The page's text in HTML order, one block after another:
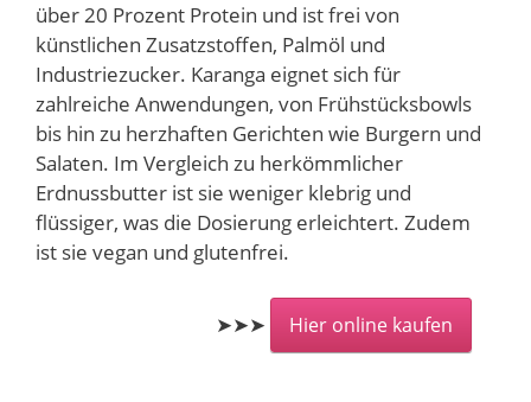
über 20 Prozent Protein und ist frei von
künstlichen Zusatzstoffen, Palmöl und
Industriezucker. Karanga eignet sich für
zahlreiche Anwendungen, von Frühstücksbowls
bis hin zu herzhaften Gerichten wie Burgern und
Salaten. Im Vergleich zu herkömmlicher
Erdnussbutter ist sie weniger klebrig und
flüssiger, was die Dosierung erleichtert. Zudem
ist sie vegan und glutenfrei.
➤➤➤ Hier online kaufen